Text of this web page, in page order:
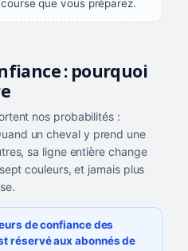
que vous préparez.
: pourquoi
nos probabilités :
un cheval y prend une
sa ligne entière change
couleurs, et jamais plus
de confiance des
réservé aux abonnés de